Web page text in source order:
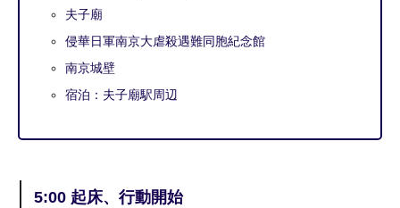
夫子廟
侵華日軍南京大虐殺遇難同胞紀念館
南京城壁
宿泊：夫子廟駅周辺
5:00 起床、行動開始